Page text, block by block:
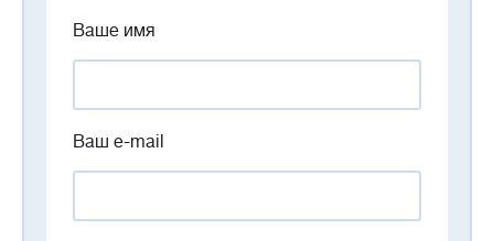
Ваше имя
Ваш e-mail